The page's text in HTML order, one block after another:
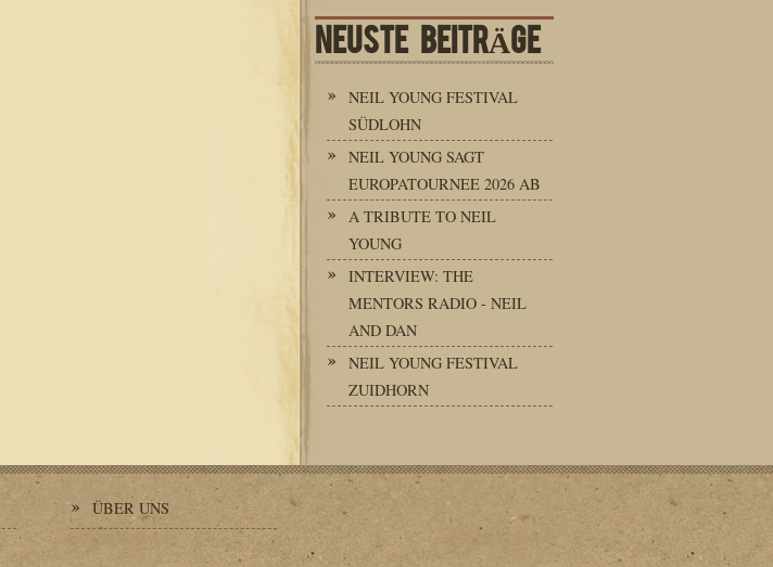
NEUSTE BEITRÄGE
NEIL YOUNG FESTIVAL
SÜDLOHN
NEIL YOUNG SAGT
EUROPATOURNEE 2026 AB
A TRIBUTE TO NEIL
YOUNG
INTERVIEW: THE
MENTORS RADIO - NEIL
AND DAN
NEIL YOUNG FESTIVAL
ZUIDHORN
ÜBER UNS